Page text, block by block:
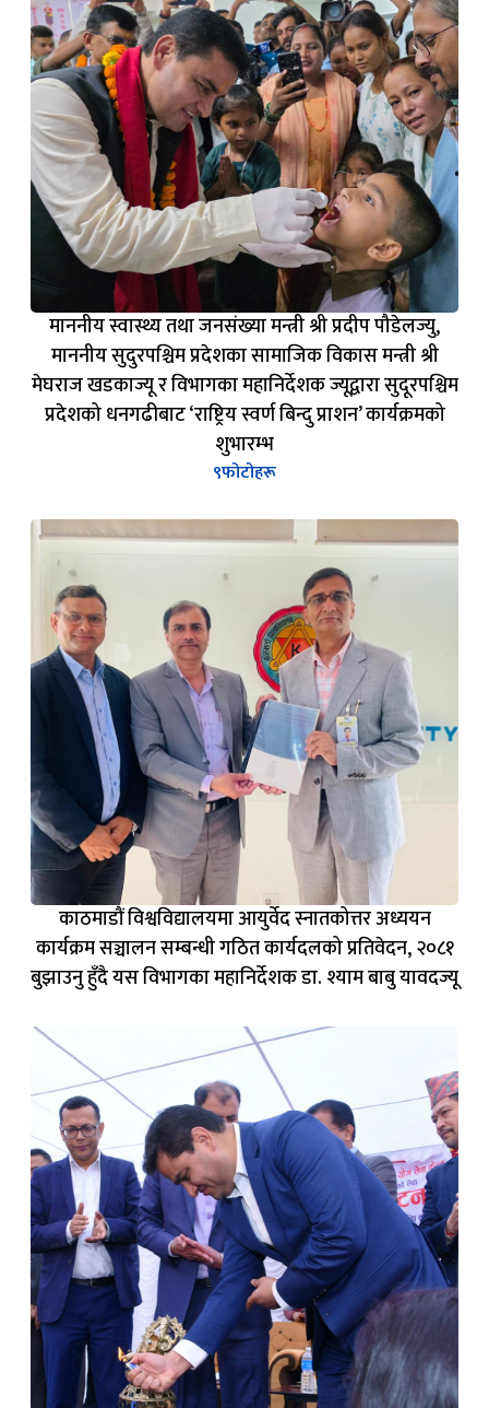
माननीय स्वास्थ्य तथा जनसंख्या मन्त्री श्री प्रदीप पौडेलज्यु,
माननीय सुदुरपश्चिम प्रदेशका सामाजिक विकास मन्त्री श्री
मेघराज खडकाज्यू र विभागका महानिर्देशक ज्यूद्वारा सुदूरपश्चिम
प्रदेशको धनगढीबाट ‘राष्ट्रिय स्वर्ण बिन्दु प्राशन’ कार्यक्रमको
शुभारम्भ
९फोटोहरू
काठमाडौं विश्वविद्यालयमा आयुर्वेद स्नातकोत्तर अध्ययन
कार्यक्रम सञ्चालन सम्बन्धी गठित कार्यदलको प्रतिवेदन, २०८१
बुझाउनु हुँदै यस विभागका महानिर्देशक डा. श्याम बाबु यावदज्यू